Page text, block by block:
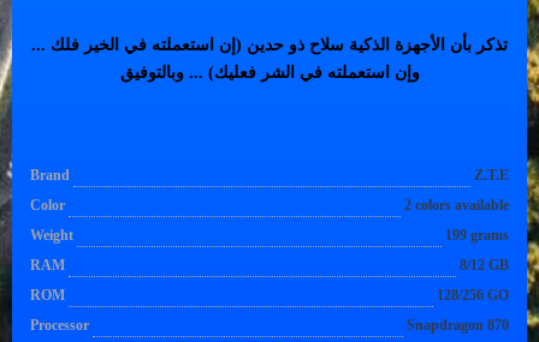
تذكر بأن الأجهزة الذكية سلاح ذو حدين (إن استعملته في الخير فلك ...
وإن استعملته في الشر فعليك) ... وبالتوفيق
Brand
Z.T.E
Color
2 colors available
Weight
199 grams
RAM
8/12 GB
ROM
128/256 GO
Processor
Snapdragon 870